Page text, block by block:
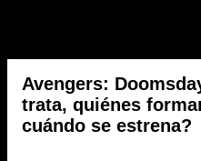
Avengers:
trata, quiénes
cuándo se estrena?